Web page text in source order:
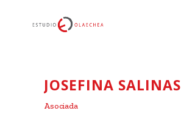
JOSEFINA SALINAS
Asociada